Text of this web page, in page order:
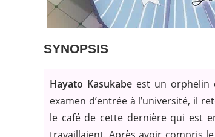
SYNOPSIS
Hayato Kasukabe est un orphelin
examen d’entrée à l’université, il
le café de cette dernière qui est